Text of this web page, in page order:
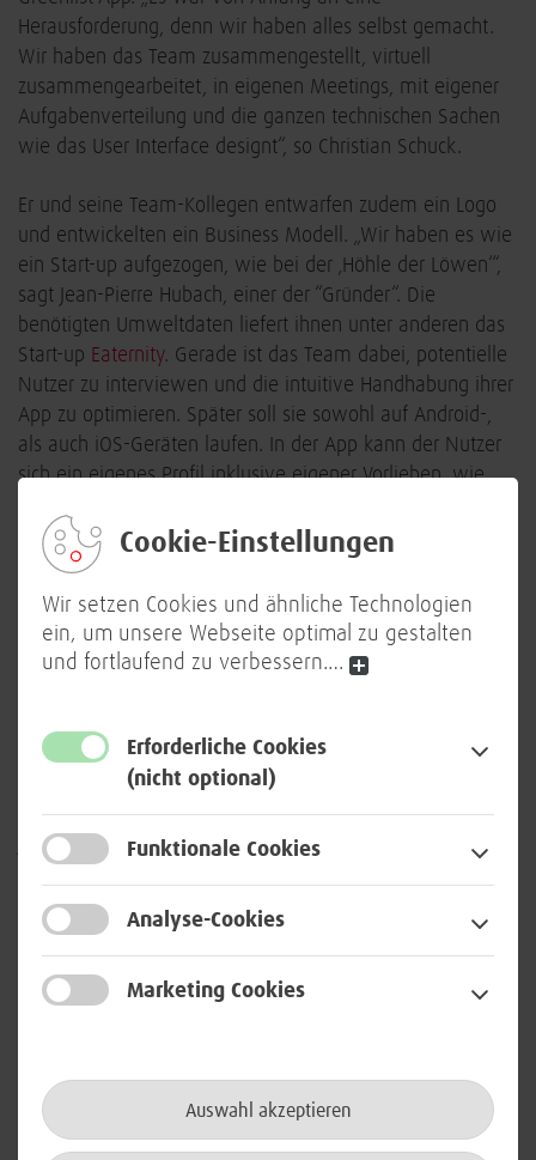
Cookie-Einstellungen
Wir setzen Cookies und ähnliche Technologien
ein, um unsere Webseite optimal zu gestalten
und fortlaufend zu verbessern.…
Erforderliche Cookies
(nicht optional)
Funktionale Cookies
Analyse-Cookies
Marketing Cookies
Auswahl akzeptieren
Herausforderung, denn wir haben alles selbst gemacht.
Wir haben das Team zusammengestellt, virtuell
zusammengearbeitet, in eigenen Meetings, mit eigener
Aufgabenverteilung und die ganzen technischen Sachen
wie das User Interface designt“, so Christian Schuck.
Er und seine Team-Kollegen entwarfen zudem ein Logo
und entwickelten ein Business Modell. „Wir haben es wie
ein Start-up aufgezogen, wie bei der ‚Höhle der Löwen‘“,
sagt Jean-Pierre Hubach, einer der “Gründer“. Die
benötigten Umweltdaten liefert ihnen unter anderen das
Start-up Eaternity. Gerade ist das Team dabei, potentielle
Nutzer zu interviewen und die intuitive Handhabung ihrer
App zu optimieren. Später soll sie sowohl auf Android-,
als auch iOS-Geräten laufen. In der App kann der Nutzer
sich ein eigenes Profil inklusive eigener Vorlieben, wie
Mikroplastik“ anlegen und die eigene Preisbereitschaft für
CO2-ärmere Produkte festlegen. Dabei zeigt die mobile
Applikation auch, wieviel CO2 mit jedem Einkauf reduziert
wird.
„Wir haben es wie ein Start-up
aufgezogen.“
Jean-Pierre Hubach, Auszubildender
Anwendungsentwicklung/Student Wirtschaftsinformatik, BWI
Für die Vier geht es nun in die heiße Phase: Alle Ideen